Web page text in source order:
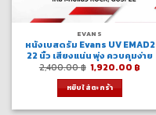
EVANS
หนังเบสดรัม Evans UV EMAD2
22 นิ้ว เสียงแน่น พุ่ง ควบคุมง่าย
2,400.00฿ Original
price
was:
2,400.00 ฿.
1,920.00 ฿
หยิบใส่ตะกร้า